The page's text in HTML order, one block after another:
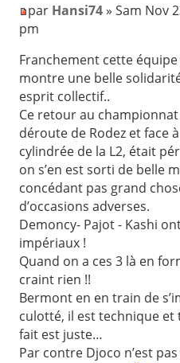
par Hansi74» Sam Nov
pm
Franchement cette équipe
montre une belle
esprit collectif..
Ce retour au
déroute de Rodez et face
cylindrée de la L2, était
on s’en est sorti de belle
concédant pas grand
d’occasions adverses.
Demoncy- Pajot - Kashi
impériaux !
Quand on a ces 3 là en
craint rien !!
Bermont en en train de
culotté, il est technique et
fait est juste…
Par contre Djoco n’est